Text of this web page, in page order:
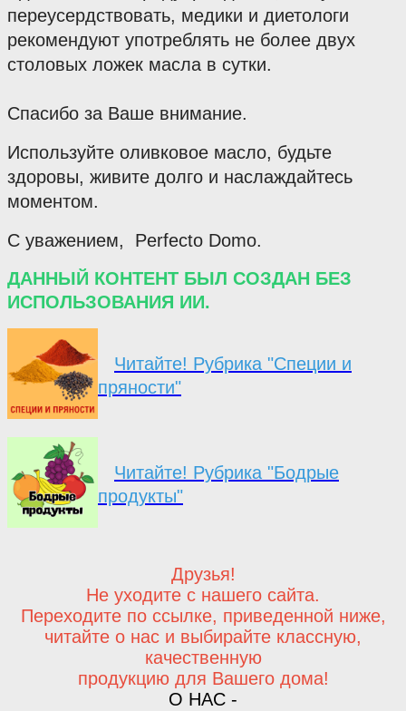
переусердствовать, медики и диетологи
рекомендуют употреблять не более двух
столовых ложек масла в сутки.
Спасибо за Ваше внимание.
Используйте оливковое масло, будьте
здоровы, живите долго и наслаждайтесь
моментом.
С уважением,  Perfecto Domo.
ДАННЫЙ КОНТЕНТ БЫЛ СОЗДАН БЕЗ
ИСПОЛЬЗОВАНИЯ ИИ.
Читайте! Рубрика "Специи и
пряности"
Читайте! Рубрика "Бодрые
продукты"
Друзья!
Не уходите с нашего сайта.
Переходите по ссылке, приведенной ниже,
читайте о нас и выбирайте классную,
качественную
продукцию для Вашего дома!
О НАС -